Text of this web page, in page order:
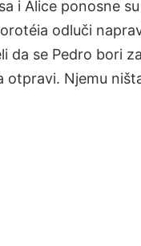
i Alice ponosne
odluči
da se Pedro bori
otpravi. Njemu